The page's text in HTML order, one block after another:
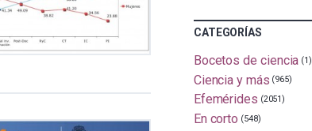
CATEGORÍAS
Bocetos de ciencia (1)
Ciencia y más (965)
Efemérides (2051)
En corto (548)